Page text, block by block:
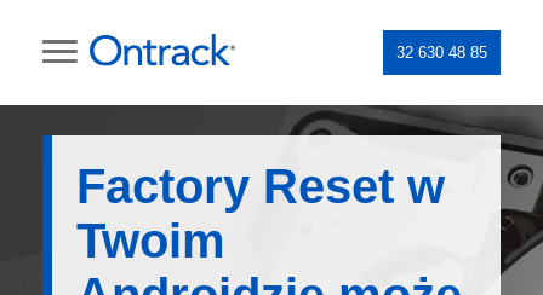
32 630 48 85
Factory Reset w
Twoim